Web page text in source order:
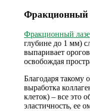
Фракционный
Фракционный
глубине до 1 мм)
выпаривает
освобождая
Благодаря такому
выработка
клеток) – все это
эластичность, ее